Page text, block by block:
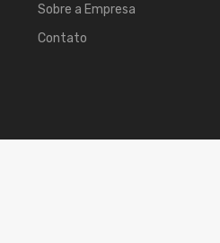
Sobre a Empresa
Contato